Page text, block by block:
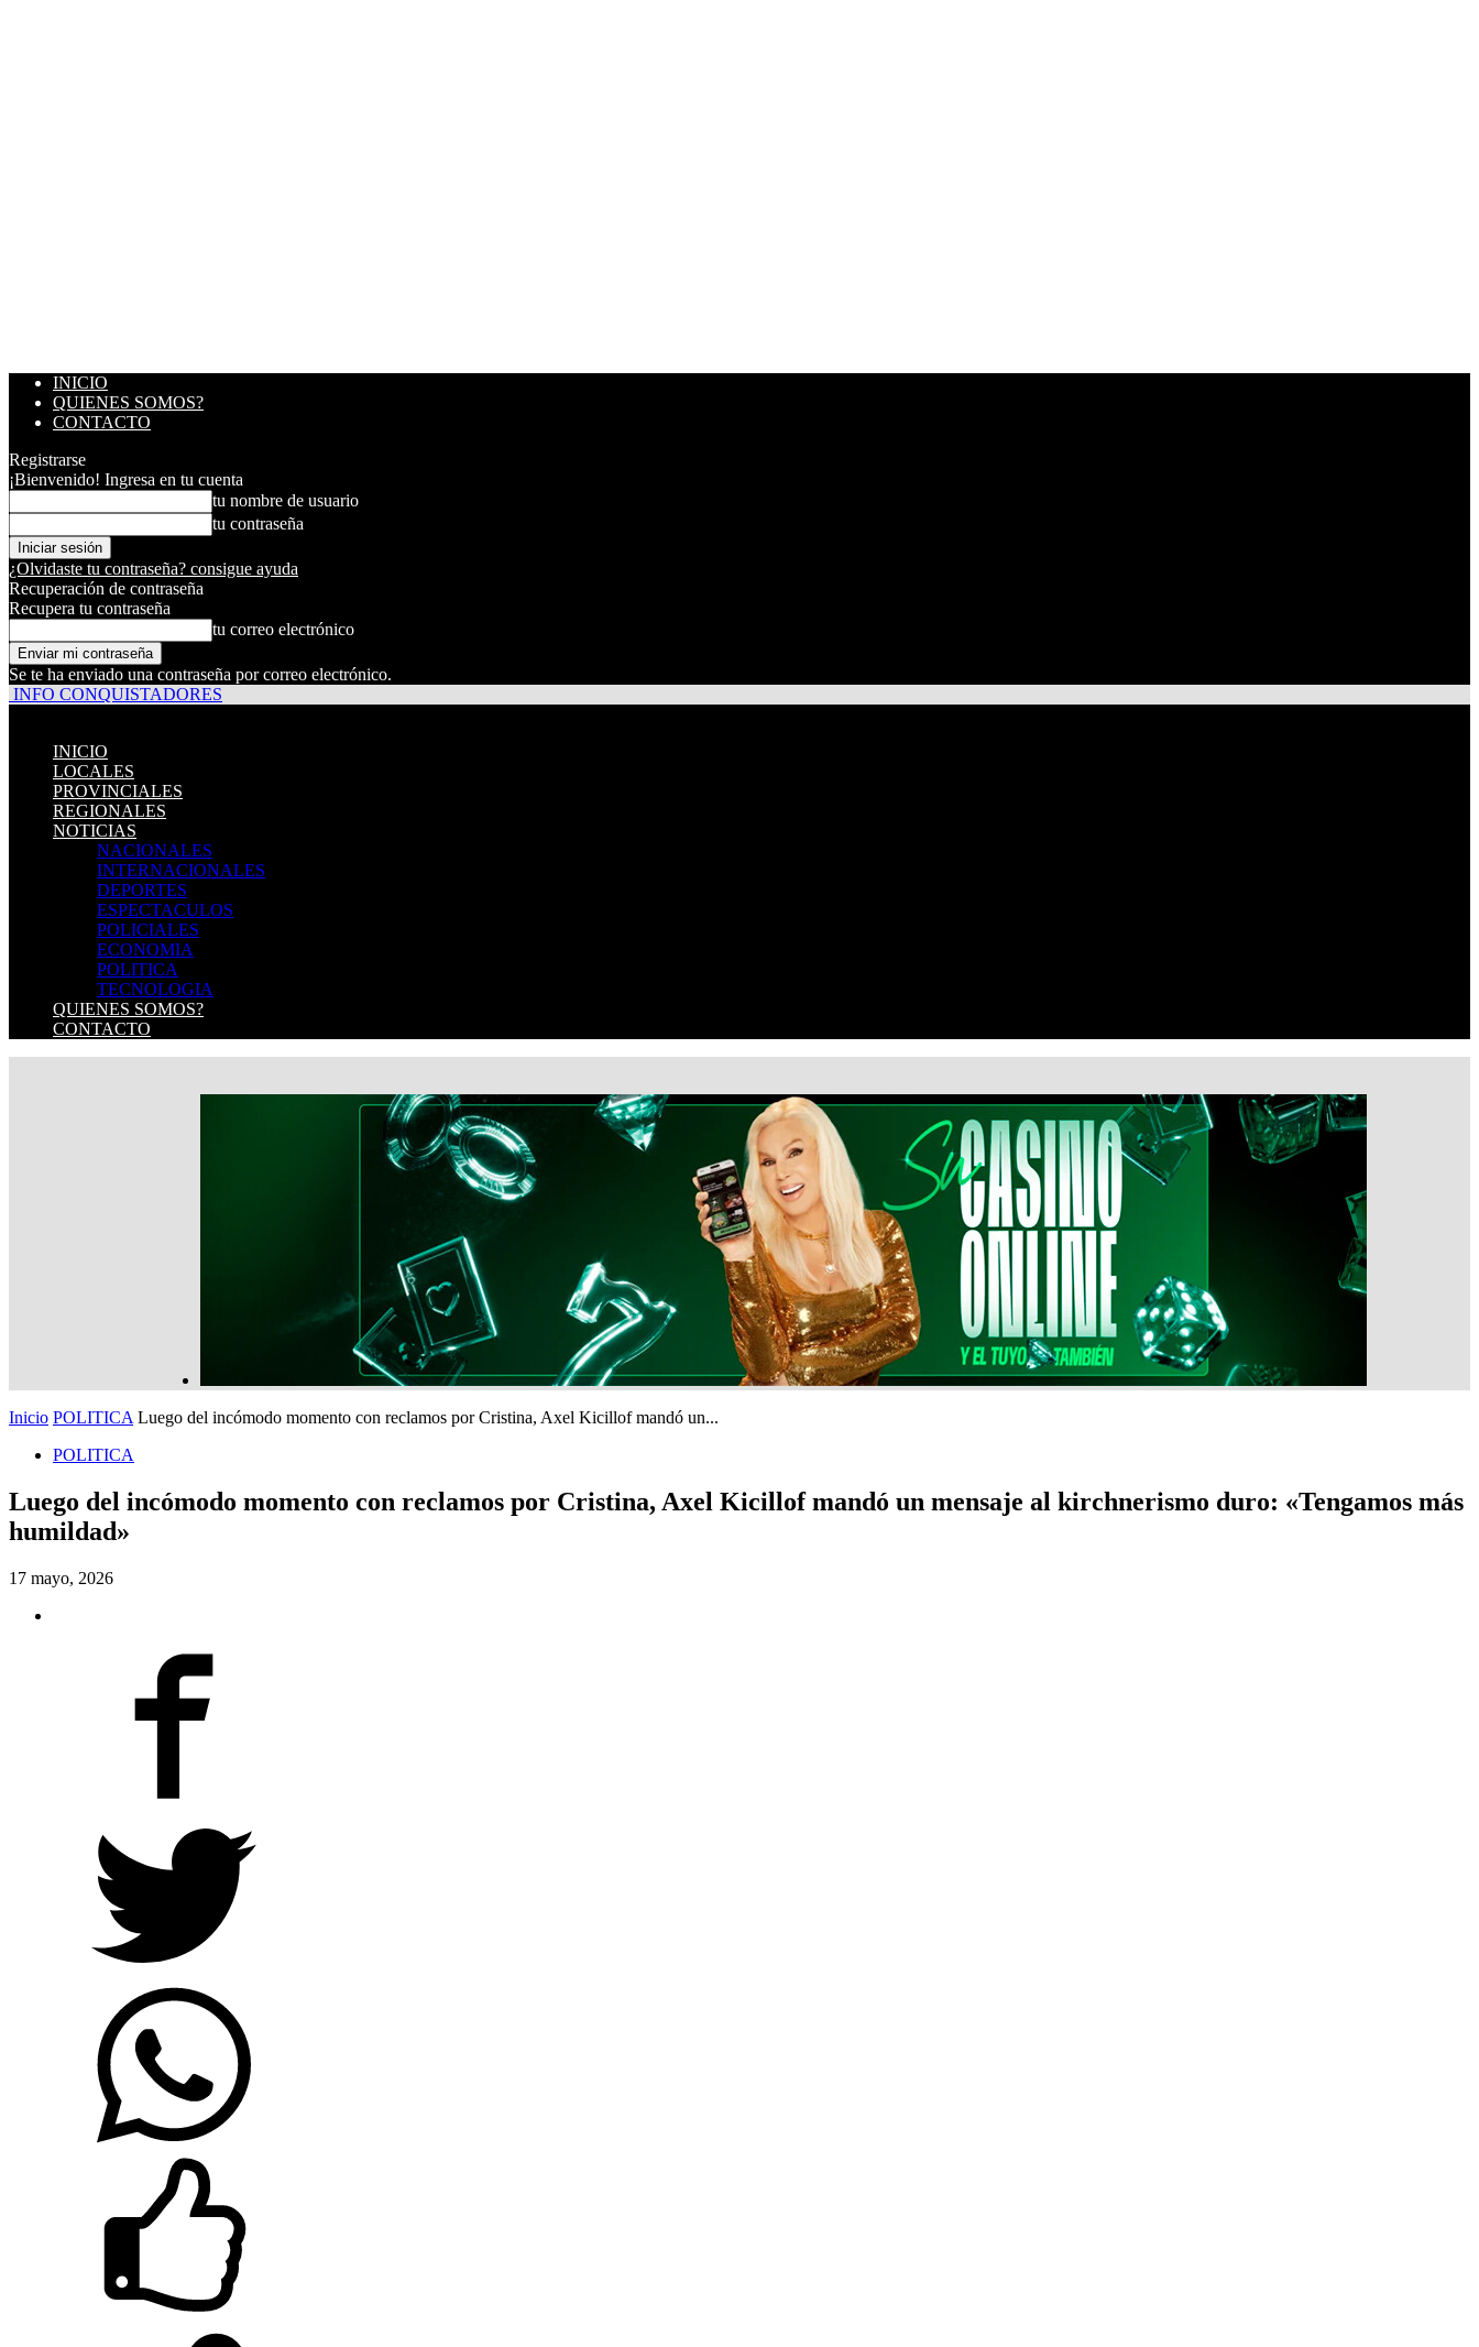
INICIO
QUIENES SOMOS?
CONTACTO
Registrarse
¡Bienvenido! Ingresa en tu cuenta
tu nombre de usuario
tu contraseña
¿Olvidaste tu contraseña? consigue ayuda
Recuperación de contraseña
Recupera tu contraseña
tu correo electrónico
Se te ha enviado una contraseña por correo electrónico.
INFO CONQUISTADORES
INICIO
LOCALES
PROVINCIALES
REGIONALES
NOTICIAS
NACIONALES
INTERNACIONALES
DEPORTES
ESPECTACULOS
POLICIALES
ECONOMIA
POLITICA
TECNOLOGIA
QUIENES SOMOS?
CONTACTO
Inicio POLITICA Luego del incómodo momento con reclamos por Cristina, Axel Kicillof mandó un...
POLITICA
Luego del incómodo momento con reclamos por Cristina, Axel Kicillof mandó un mensaje al kirchnerismo duro: «Tengamos más
humildad»
17 mayo, 2026